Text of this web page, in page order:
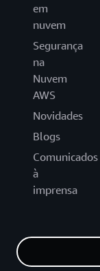
em
nuvem
Segurança
na
Nuvem
AWS
Novidades
Blogs
Comunicados
à
imprensa